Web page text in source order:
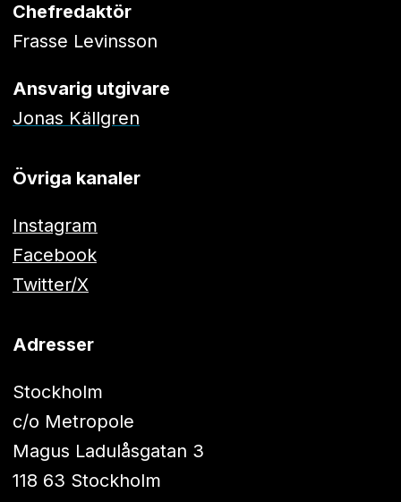
Chefredaktör
Frasse Levinsson
Ansvarig utgivare
Jonas Källgren
Övriga kanaler
Instagram
Facebook
Twitter/X
Adresser
Stockholm
c/o Metropole
Magus Ladulåsgatan 3
118 63 Stockholm